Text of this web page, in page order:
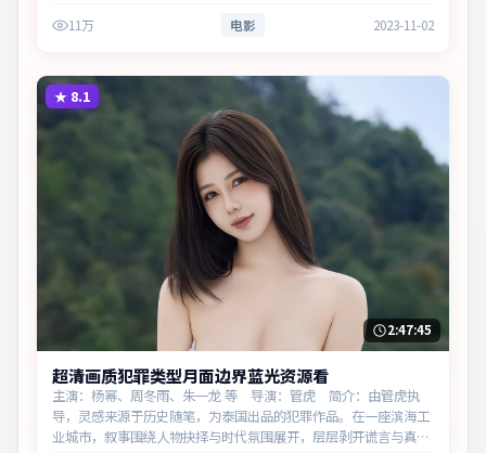
11万 电影 2023-11-02
★ 8.1
2:47:45
超清画质犯罪类型月面边界蓝光资源看
主演：杨幂、周冬雨、朱一龙 等 导演：管虎 简介：由管虎执
导，灵感来源于历史随笔，为泰国出品的犯罪作品。在一座滨海工
业城市，叙事围绕人物抉择与时代氛围展开，层层剥开谎言与真